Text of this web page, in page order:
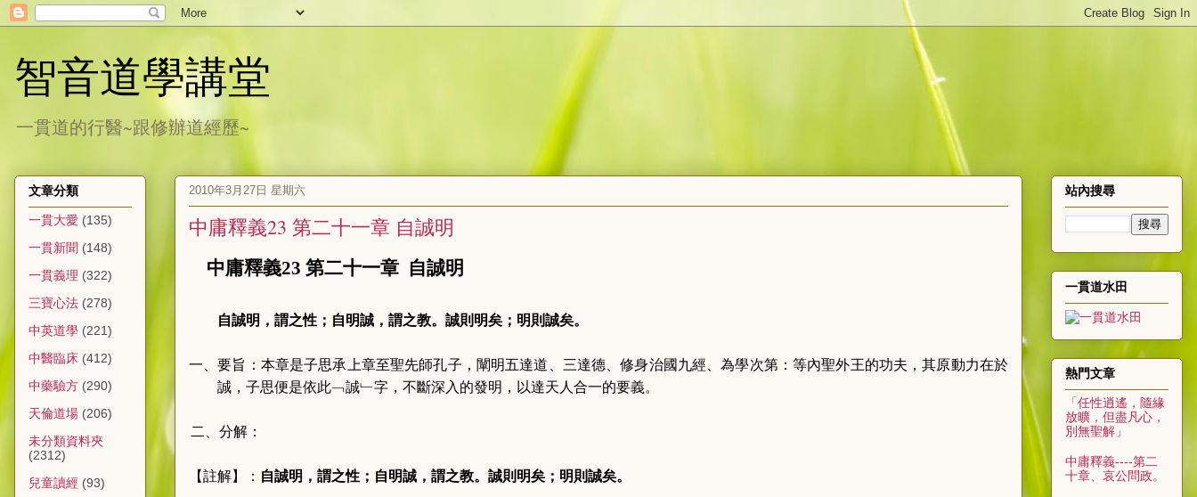
智音道學講堂
一貫道的行醫~跟修辦道經歷~
2010年3月27日 星期六
中庸釋義23 第二十一章 自誠明
中庸釋義23 第二十一章 自誠明
自誠明，謂之性；自明誠，謂之教。誠則明矣；明則誠矣。
一、要旨：本章是子思承上章至聖先師孔子，闡明五達道、三達德、修身治國九經、為學次第：等內聖外王的功夫，其原動力在於
誠，子思便是依此﹁誠﹂字，不斷深入的發明，以達天人合一的要義。
二、分解：
【註解】： 自誠明，謂之性；自明誠，謂之教。誠則明矣；明則誠矣。
文章分類
一貫大愛 (135)
一貫新聞 (148)
一貫義理 (322)
三寶心法 (278)
中英道學 (221)
中醫臨床 (412)
中藥驗方 (290)
天倫道場 (206)
未分類資料夾
(2312)
兒童讀經 (93)
站內搜尋
一貫道水田
熱門文章
「任性逍遙，隨緣
放曠，但盡凡心，
別無聖解」
中庸釋義----第二
十章、哀公問政。